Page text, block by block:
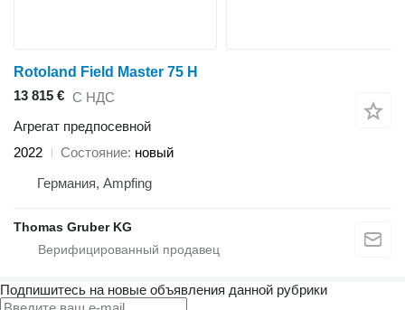
Rotoland Field Master 75 H
13 815 € С НДС
Агрегат предпосевной
2022
Состояние новый
Германия, Ampfing
Thomas Gruber KG
Подпишитесь на новые объявления данной рубрики